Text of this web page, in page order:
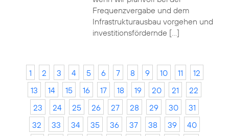
Frequenzvergabe und dem
Infrastrukturausbau vorgehen und
investitionsfördernde […]
1 2 3 4 5 6 7 8 9 10 11
12
13
14 15 16 17 18 19 20 21
22
23
24 25 26 27 28 29 30
31
32
33 34 35 36 37 38 39
40